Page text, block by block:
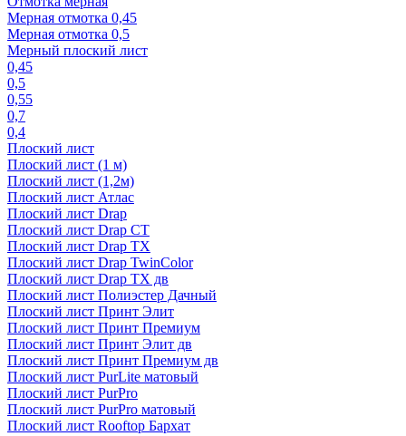
Мерная отмотка 0,45
Мерная отмотка 0,5
Мерный плоский лист
0,45
0,5
0,55
0,7
0,4
Плоский лист
Плоский лист (1 м)
Плоский лист (1,2м)
Плоский лист Атлас
Плоский лист Drap
Плоский лист Drap СТ
Плоский лист Drap TX
Плоский лист Drap TwinColor
Плоский лист Drap ТХ дв
Плоский лист Полиэстер Дачный
Плоский лист Принт Элит
Плоский лист Принт Премиум
Плоский лист Принт Элит дв
Плоский лист Принт Премиум дв
Плоский лист PurLite матовый
Плоский лист PurPro
Плоский лист PurPro матовый
Плоский лист Rooftop Бархат